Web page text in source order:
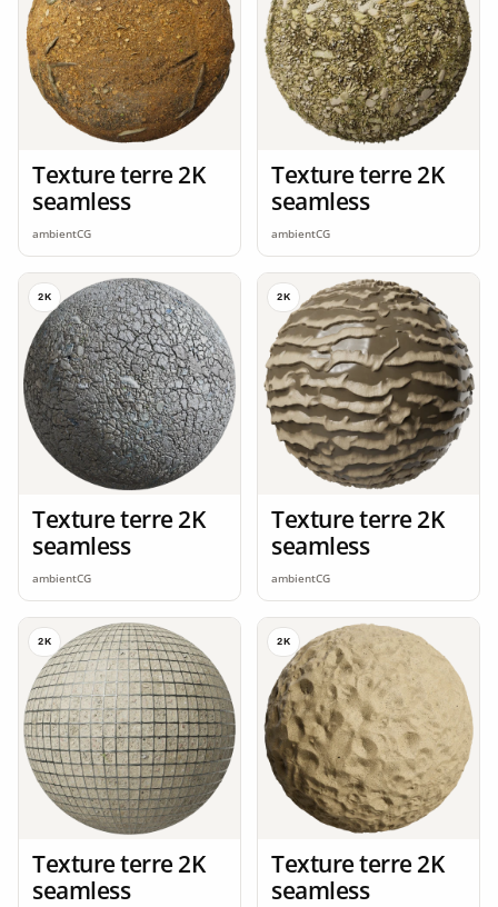
Texture terre 2K
seamless
ambientCG
Texture terre 2K
seamless
ambientCG
2K
Texture terre 2K
seamless
ambientCG
2K
Texture terre 2K
seamless
ambientCG
2K
Texture terre 2K
seamless
2K
Texture terre 2K
seamless